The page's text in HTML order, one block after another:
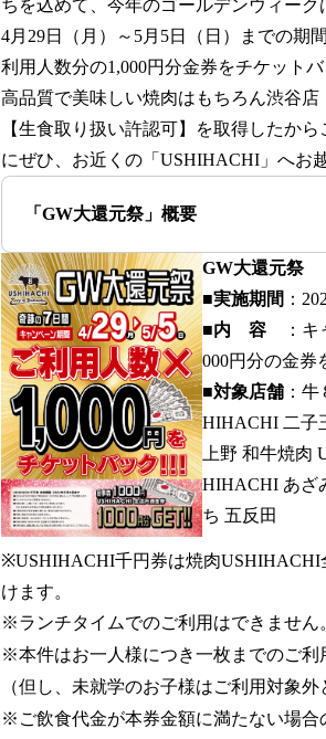
ちを込めて、今年のゴールデンウィーク
4月29日（月）～5月5日（日）までの期
利用人数分の1,000円分金券をチケットバ
高品質で美味しい焼肉はもちろん渋谷
【生食取り扱い許認可】を取得したか
にぜひ、お近くの「USHIHACHI」へお
「GW大還元祭」概要
GW大還元祭
■実施期間 ：
■内 容：キャ
000円分の金券
■対象店舗：牛
HIHACHI 二子
上野 和牛焼肉
HIHACHI あざ
ち 五反田
※USHIHACHI千円券は焼肉USHIHACHI
けます。
※ランチタイムでのご利用はできません
※本件はお一人様につき一枚までのご利
（但し、未就学のお子様はご利用対象外
※ご飲食代金が本券金額に満たない場合